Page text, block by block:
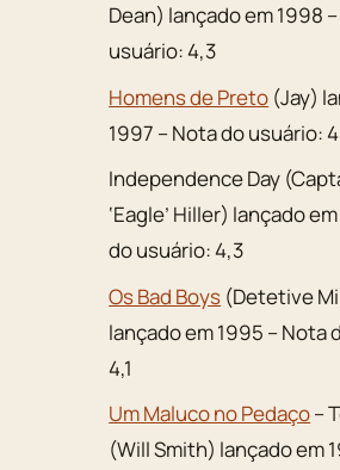
Dean) lançado em 1998
usuário: 4,3
Homens de Preto (Jay)
1997 – Nota do usuário:
Independence Day
‘Eagle’ Hiller) lançado
do usuário: 4,3
Os Bad Boys (Detetive
lançado em 1995 – Nota
4,1
Um Maluco no Pedaço–
(Will Smith) lançado em